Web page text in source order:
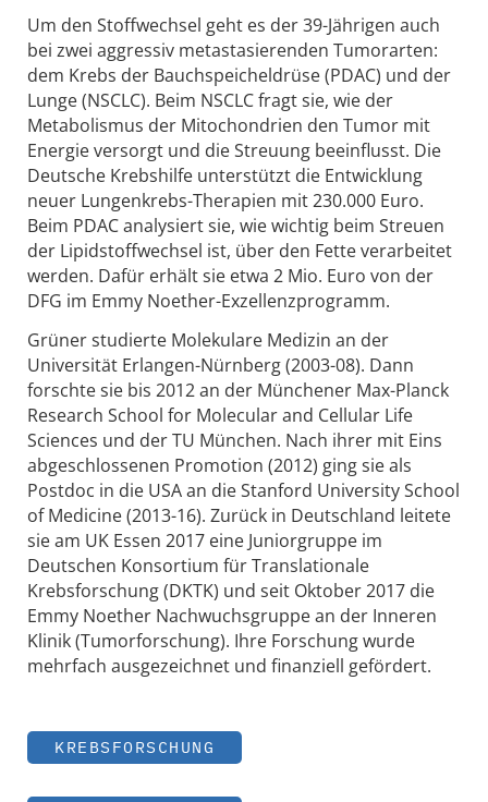
Um den Stoffwechsel geht es der 39-Jährigen auch
bei zwei aggressiv metastasierenden Tumorarten:
dem Krebs der Bauchspeicheldrüse (PDAC) und der
Lunge (NSCLC). Beim NSCLC fragt sie, wie der
Metabolismus der Mitochondrien den Tumor mit
Energie versorgt und die Streuung beeinflusst. Die
Deutsche Krebshilfe unterstützt die Entwicklung
neuer Lungenkrebs-Therapien mit 230.000 Euro.
Beim PDAC analysiert sie, wie wichtig beim Streuen
der Lipidstoffwechsel ist, über den Fette verarbeitet
werden. Dafür erhält sie etwa 2 Mio. Euro von der
DFG im Emmy Noether-Exzellenzprogramm.
Grüner studierte Molekulare Medizin an der
Universität Erlangen-Nürnberg (2003-08). Dann
forschte sie bis 2012 an der Münchener Max-Planck
Research School for Molecular and Cellular Life
Sciences und der TU München. Nach ihrer mit Eins
abgeschlossenen Promotion (2012) ging sie als
Postdoc in die USA an die Stanford University School
of Medicine (2013-16). Zurück in Deutschland leitete
sie am UK Essen 2017 eine Juniorgruppe im
Deutschen Konsortium für Translationale
Krebsforschung (DKTK) und seit Oktober 2017 die
Emmy Noether Nachwuchsgruppe an der Inneren
Klinik (Tumorforschung). Ihre Forschung wurde
mehrfach ausgezeichnet und finanziell gefördert.
KREBSFORSCHUNG